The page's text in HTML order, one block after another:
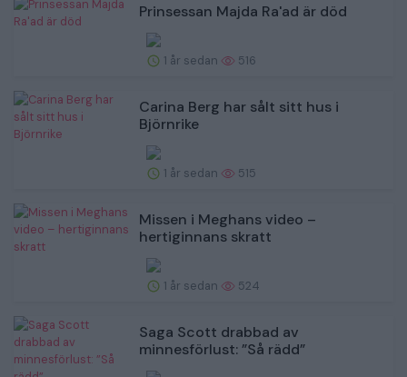
Prinsessan Majda Ra'ad är död
1 år sedan 516
Carina Berg har sålt sitt hus i
Björnrike
1 år sedan 515
Missen i Meghans video –
hertiginnans skratt
1 år sedan 524
Saga Scott drabbad av
minnesförlust: ”Så rädd”